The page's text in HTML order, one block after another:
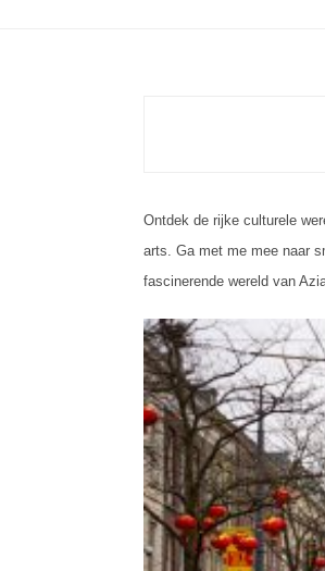
Ontdek de rijke culturele
arts. Ga met me mee naar
fascinerende wereld van